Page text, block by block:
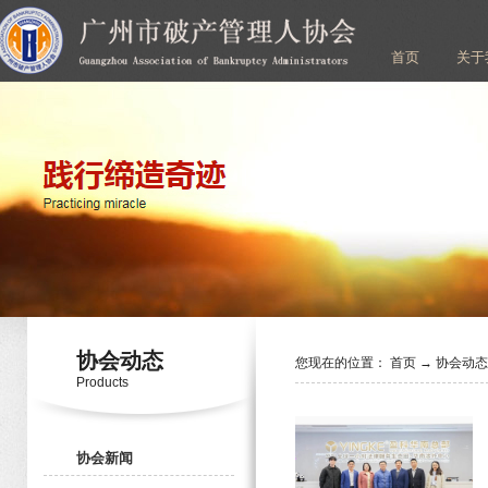
首页 关
协会动态
Products
协会新闻
您现在的位置： 首页 → 协会动态